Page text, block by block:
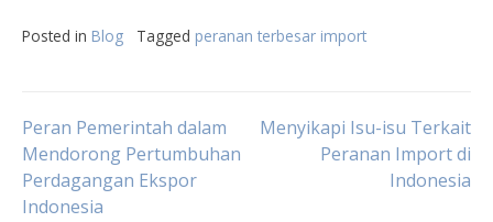
Posted in Blog Tagged peranan terbesar import
Post
navigation
Peran Pemerintah dalam
Mendorong Pertumbuhan
Perdagangan Ekspor
Indonesia
Menyikapi Isu-isu Terkait
Peranan Import di
Indonesia